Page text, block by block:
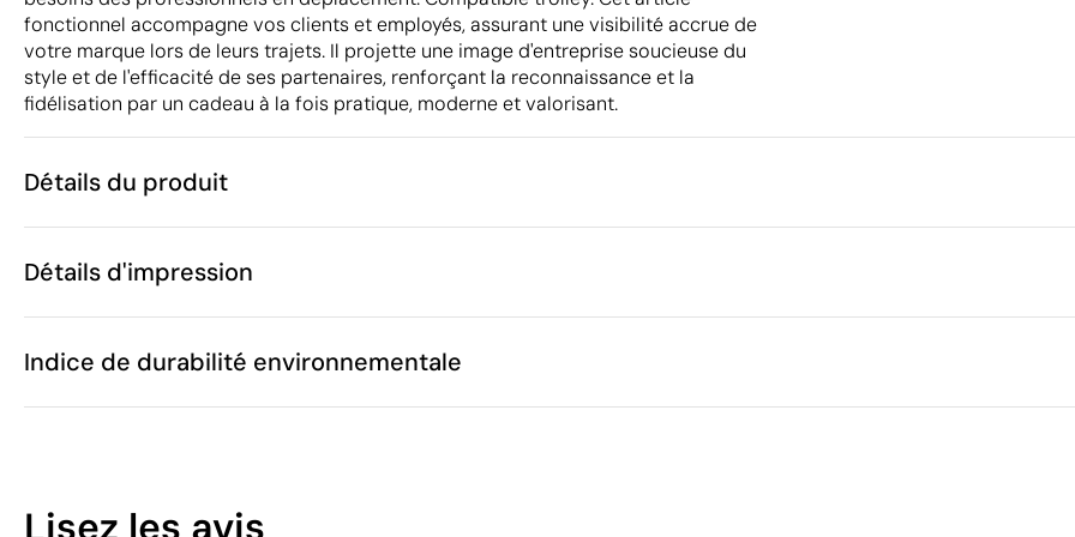
fonctionnel accompagne vos clients et employés, assurant une visibilité accrue de
votre marque lors de leurs trajets. Il projette une image d'entreprise soucieuse du
style et de l'efficacité de ses partenaires, renforçant la reconnaissance et la
fidélisation par un cadeau à la fois pratique, moderne et valorisant.
Détails du produit
Caractéristiques
Code du produit
Poids
1343 g
Matière
PU
Emballage
Détails d'impression
Indice de durabilité environnementale